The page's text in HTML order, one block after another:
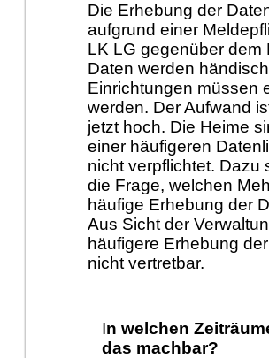
Die Erhebung der
aufgrund einer
LK LG gegenüber dem
Daten werden
Einrichtungen müssen
werden. Der Aufwand
jetzt hoch. Die Heime
einer häufigeren
nicht verpflichtet. Dazu
die Frage, welchen
häufige Erhebung der
Aus Sicht der
häufigere Erhebung
nicht vertretbar.
In welchen
das machbar?